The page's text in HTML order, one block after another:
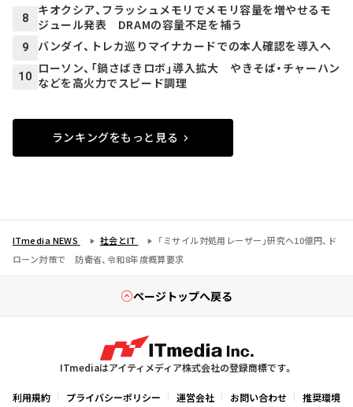
8
キオクシア、フラッシュメモリでメモリ容量を増やせるモ
ジュール発表 DRAMの容量不足を補う
9 バンダイ、トレカ巡りマイナカードでの本人確認を導入へ
10
ローソン、「鍋さばきロボ」導入拡大 やきそば・チャーハン
などを高火力でスピード調理
ランキングをもっと見る
ITmedia NEWS 社会とIT
「ミサイル対処用レーザー」研究へ10億円、ド
ローン対策で 防衛省、令和8年度概算要求
ページトップへ戻る
ITmediaはアイティメディア株式会社の登録商標です。
利用規約 プライバシーポリシー 運営会社 お問い合わせ 推奨環境